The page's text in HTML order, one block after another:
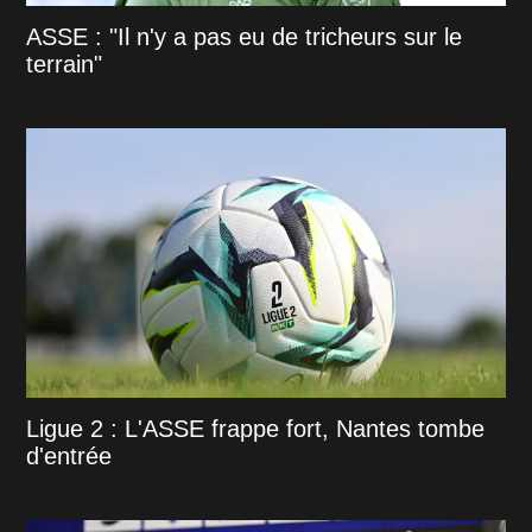
ASSE : "Il n'y a pas eu de tricheurs sur le
terrain"
Ligue 2 : L'ASSE frappe fort, Nantes tombe
d'entrée